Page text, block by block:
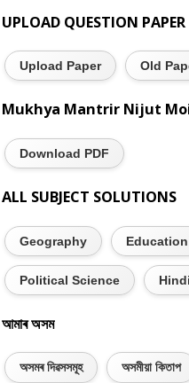
UPLOAD QUESTION
Upload Paper Old
Mukhya Mantrir Nijut
Download PDF
ALL SUBJECT SOLUTIONS
Geography Education
Political Science Hindi
আমাৰ অসম
অসমৰ দিৱসসমূহ অসমীয়া কিতাপ